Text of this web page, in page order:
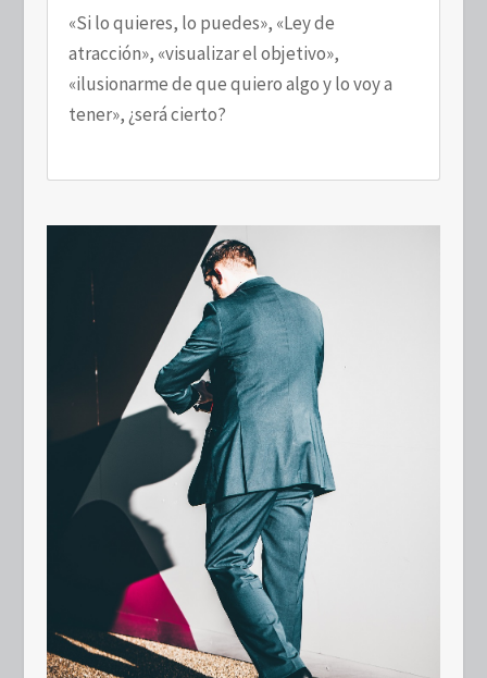
«Si lo quieres, lo puedes», «Ley de
atracción», «visualizar el objetivo»,
«ilusionarme de que quiero algo y lo voy a
tener», ¿será cierto?